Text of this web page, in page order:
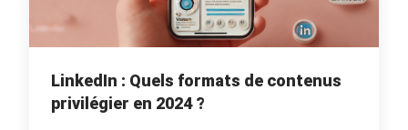
LinkedIn : Quels formats de contenus
privilégier en 2024 ?